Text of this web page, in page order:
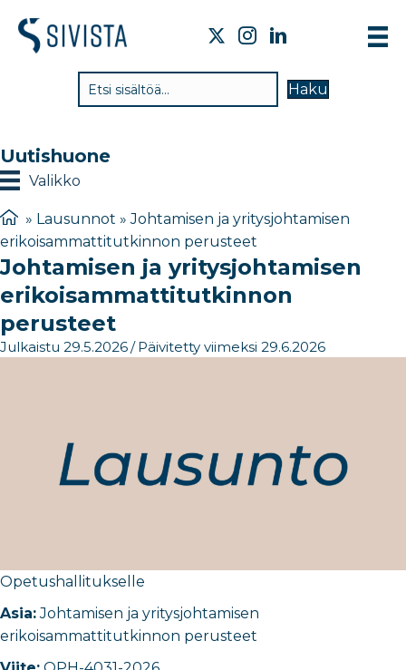
Haku
Uutishuone
Valikko
» Lausunnot »Johtamisen ja yritysjohtamisen
erikoisammattitutkinnon perusteet
Johtamisen ja yritysjohtamisen
erikoisammattitutkinnon
perusteet
Julkaistu 29.5.2026/ Päivitetty viimeksi 29.6.2026
Opetushallitukselle
Asia:Johtamisen ja yritysjohtamisen
erikoisammattitutkinnon perusteet